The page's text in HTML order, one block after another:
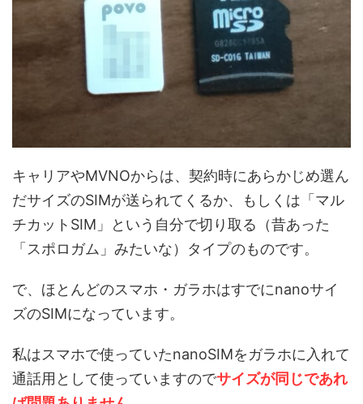
キャリアやMVNOからは、契約時にあらかじめ選ん
だサイズのSIMが送られてくるか、もしくは「マル
チカットSIM」という自分で切り取る（昔あった
「スポロガム」みたいな）タイプのものです。
で、ほとんどのスマホ・ガラホはすでにnanoサイ
ズのSIMになっています。
私はスマホで使っていたnanoSIMをガラホに入れて
通話用として使っていますのでサイズが同じであれ